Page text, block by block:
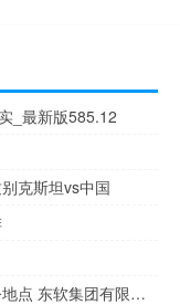
_最新版585.12
克斯坦vs中国
东软集团股份有限公司,在上海有几个办公地点 东软集团有限公司